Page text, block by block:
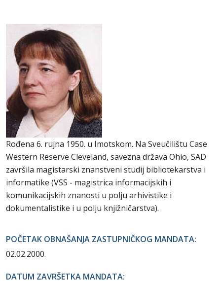
Rođena 6. rujna 1950. u Imotskom. Na Sveučilištu Case
Western Reserve Cleveland, savezna država Ohio, SAD
završila magistarski znanstveni studij bibliotekarstva i
informatike (VSS - magistrica informacijskih i
komunikacijskih znanosti u polju arhivistike i
dokumentalistike i u polju knjižničarstva).
POČETAK OBNAŠANJA ZASTUPNIČKOG MANDATA:
02.02.2000.
DATUM ZAVRŠETKA MANDATA: